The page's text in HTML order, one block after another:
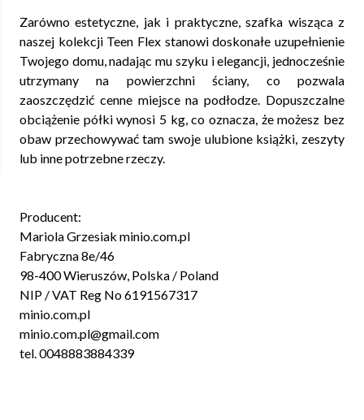
Zarówno estetyczne, jak i praktyczne, szafka wisząca z
naszej kolekcji Teen Flex stanowi doskonałe uzupełnienie
Twojego domu, nadając mu szyku i elegancji, jednocześnie
utrzymany na powierzchni ściany, co pozwala
zaoszczędzić cenne miejsce na podłodze. Dopuszczalne
obciążenie półki wynosi 5 kg, co oznacza, że możesz bez
obaw przechowywać tam swoje ulubione książki, zeszyty
lub inne potrzebne rzeczy.
Producent:
Mariola Grzesiak minio.com.pl
Fabryczna 8e/46
98-400 Wieruszów, Polska / Poland
NIP / VAT Reg No 6191567317
minio.com.pl
minio.com.pl@gmail.com
tel. 0048883884339